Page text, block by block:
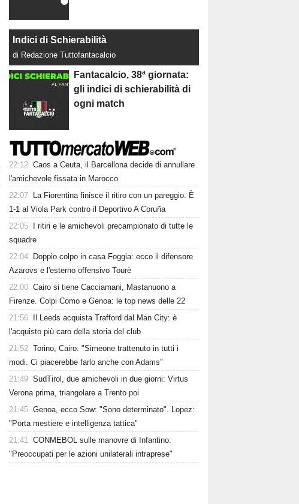
Indici di Schierabilità
di Redazione Tuttofantacalcio
Fantacalcio, 38ª giornata:
gli indici di schierabilità di
ogni match
22:12 Caos a Ceuta, il Barcellona decide di annullare
l'amichevole fissata in Marocco
22:07
La Fiorentina finisce il ritiro con un pareggio. È
1-1 al Viola Park contro il Deportivo A Coruña
22:05
I ritiri e le amichevoli precampionato di tutte le
squadre
22:04
Doppio colpo in casa Foggia: ecco il difensore
Azarovs e l'esterno offensivo Tourè
22:00 Cairo si tiene Cacciamani, Mastanuono a
Firenze. Colpi Como e Genoa: le top news delle 22
21:56
Il Leeds acquista Trafford dal Man City: è
l'acquisto più caro della storia del club
21:52 Torino, Cairo: "Simeone trattenuto in tutti i
modi. Ci piacerebbe farlo anche con Adams"
21:49 SudTirol, due amichevoli in due giorni: Virtus
Verona prima, triangolare a Trento poi
21:45 Genoa, ecco Sow: "Sono determinato". Lopez:
"Porta mestiere e intelligenza tattica"
21:41 CONMEBOL sulle manovre di Infantino:
"Preoccupati per le azioni unilaterali intraprese"